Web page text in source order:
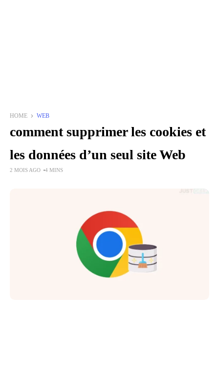
HOME WEB
comment supprimer les cookies et
les données d’un seul site Web
2 MOIS AGO 4 MINS